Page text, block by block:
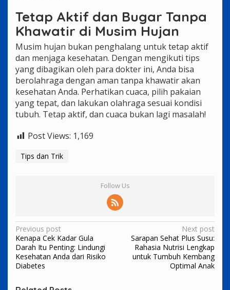
Tetap Aktif dan Bugar Tanpa
Khawatir di Musim Hujan
Musim hujan bukan penghalang untuk tetap aktif
dan menjaga kesehatan. Dengan mengikuti tips
yang dibagikan oleh para dokter ini, Anda bisa
berolahraga dengan aman tanpa khawatir akan
kesehatan Anda. Perhatikan cuaca, pilih pakaian
yang tepat, dan lakukan olahraga sesuai kondisi
tubuh. Tetap aktif, dan cuaca bukan lagi masalah!
Post Views: 1,169
Tips dan Trik
Follow Us
Post
navigation
Previous post
Kenapa Cek Kadar Gula
Darah Itu Penting: Lindungi
Kesehatan Anda dari Risiko
Diabetes
Next post
Sarapan Sehat Plus Susu:
Rahasia Nutrisi Lengkap
untuk Tumbuh Kembang
Optimal Anak